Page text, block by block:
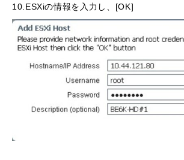
10.ESXiの情報を入力し、[OK]